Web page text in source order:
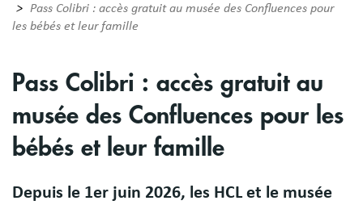
Pass Colibri : accès gratuit au musée des Confluences pour
les bébés et leur famille
Pass Colibri : accès gratuit au
musée des Confluences pour les
bébés et leur famille
Depuis le 1er juin 2026, les HCL et le musée